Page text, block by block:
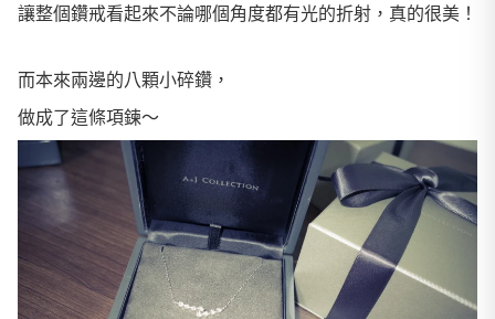
讓整個鑽戒看起來不論哪個角度都有光的折射，真的很美！
而本來兩邊的八顆小碎鑽，
做成了這條項鍊～